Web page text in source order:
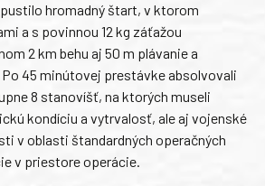
hromadný štart, v ktorom
a s povinnou 12 kg záťažou
2 km behu aj 50 m plávanie a
Po 45 minútovej prestávke absolvovali
8 stanovíšť, na ktorých museli
kondíciu a vytrvalosť, ale aj vojenské
v oblasti štandardných operačných
v priestore operácie.